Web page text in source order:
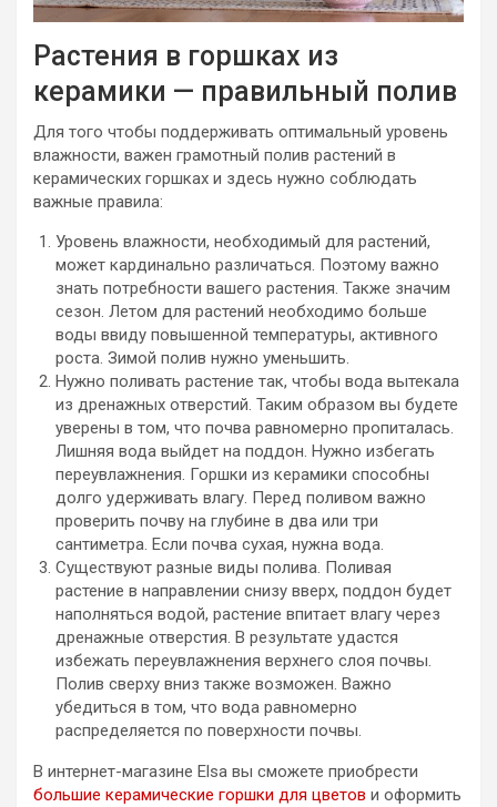
Растения в горшках из
керамики — правильный полив
Для того чтобы поддерживать оптимальный уровень
влажности, важен грамотный полив растений в
керамических горшках и здесь нужно соблюдать
важные правила:
Уровень влажности, необходимый для растений,
может кардинально различаться. Поэтому важно
знать потребности вашего растения. Также значим
сезон. Летом для растений необходимо больше
воды ввиду повышенной температуры, активного
роста. Зимой полив нужно уменьшить.
Нужно поливать растение так, чтобы вода вытекала
из дренажных отверстий. Таким образом вы будете
уверены в том, что почва равномерно пропиталась.
Лишняя вода выйдет на поддон. Нужно избегать
переувлажнения. Горшки из керамики способны
долго удерживать влагу. Перед поливом важно
проверить почву на глубине в два или три
сантиметра. Если почва сухая, нужна вода.
Существуют разные виды полива. Поливая
растение в направлении снизу вверх, поддон будет
наполняться водой, растение впитает влагу через
дренажные отверстия. В результате удастся
избежать переувлажнения верхнего слоя почвы.
Полив сверху вниз также возможен. Важно
убедиться в том, что вода равномерно
распределяется по поверхности почвы.
В интернет-магазине Elsa вы сможете приобрести
большие керамические горшки для цветов и оформить